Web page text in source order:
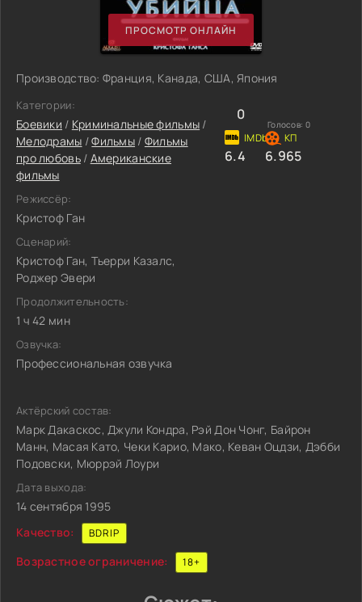
ПРОСМОТР ОНЛАЙН
Производство: Франция, Канада, США, Япония
Категории:
Боевики / Криминальные фильмы /
Мелодрамы /Фильмы / Фильмы
про любовь/ Американские
фильмы
Режиссёр:
Кристоф Ган
Сценарий:
Кристоф Ган, Тьерри Казалс,
Роджер Эвери
Продолжительность:
1 ч 42 мин
Озвучка:
Профессиональная озвучка
0
Голосов: 0
6.4 6.965
Актёрский состав:
Марк Дакаскос, Джули Кондра, Рэй Дон Чонг, Байрон
Манн, Масая Като, Чеки Карио, Мако, Кеван Оцдзи, Дэбби
Подовски, Мюррэй Лоури
Дата выхода:
14 сентября 1995
Качество:
BDRIP
Возрастное ограничение: 18+